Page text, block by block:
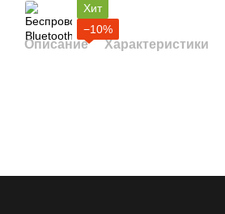
Хит
−10%
Описание Характеристики